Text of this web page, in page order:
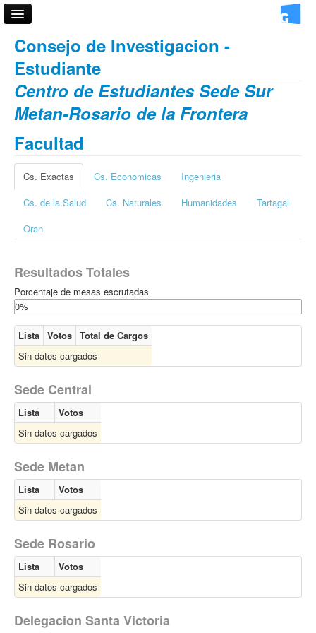
Elecciones
Rector
Decano
Cargos Sede Sur
Consejo Superior
Consejo Directivo
Consejo de Investigacion
Consultas de actas
Consejo de Investigacion -
Estudiante
Centro de Estudiantes Sede Sur
Metan-Rosario de la Frontera
Facultad
Cs. Exactas Cs. Economicas
Ingenieria
Cs. de la Salud
Cs. Naturales Humanidades
Tartagal
Oran
Resultados Totales
Porcentaje de mesas escrutadas
0%
Lista Votos Total de Cargos
Sin datos cargados
Sede Central
Lista
Votos
Sin datos cargados
Sede Metan
Lista
Votos
Sin datos cargados
Sede Rosario
Lista
Votos
Sin datos cargados
Delegacion Santa Victoria